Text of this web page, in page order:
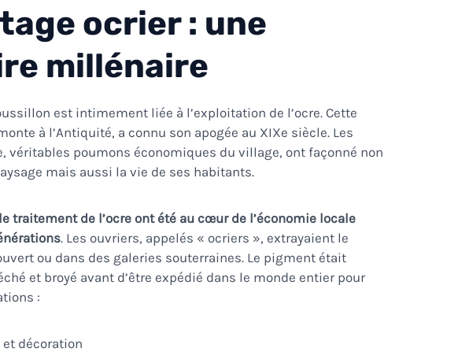
ocrier : une
millénaire
est intimement liée à l’exploitation de l’ocre. Cette
à l’Antiquité, a connu son apogée au XIXe siècle. Les
véritables poumons économiques du village, ont façonné non
mais aussi la vie de ses habitants.
traitement de l’ocre ont été au cœur de l’économie locale
. Les ouvriers, appelés « ocriers », extrayaient le
ou dans des galeries souterraines. Le pigment était
et broyé avant d’être expédié dans le monde entier pour
:
et décoration